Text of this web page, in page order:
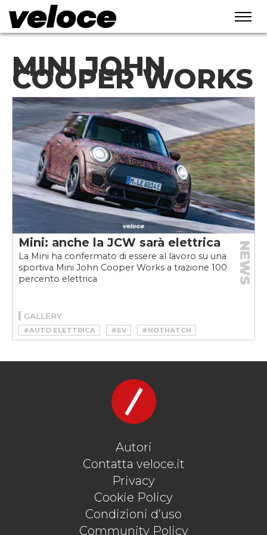
MINI JOHN
COOPER WORKS
Mini: anche la JCW sarà elettrica
La Mini ha confermato di essere al lavoro su una
sportiva Mini John Cooper Works a trazione 100
percento elettrica
NEWS
GALLERY
#AUTO ELETTRICA #EV
#HOTHATCH
#HOTHATCH ELETTRICA
#MINI COOPER SE
#MINI JOHN COOPER WORKS
Autori
Contatta veloce.it
Privacy
Cookie Policy
Condizioni d’uso
Community Policy